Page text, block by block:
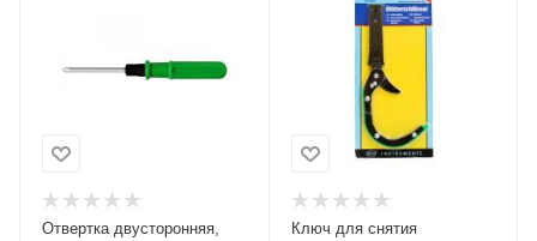
Отвертка двусторонняя,
Ключ для снятия